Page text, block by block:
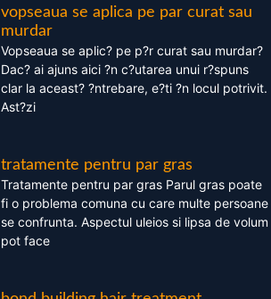
vopseaua se aplica pe par curat sau
murdar
Vopseaua se aplic? pe p?r curat sau murdar?
Dac? ai ajuns aici ?n c?utarea unui r?spuns
clar la aceast? ?ntrebare, e?ti ?n locul potrivit.
Ast?zi
tratamente pentru par gras
Tratamente pentru par gras Parul gras poate
fi o problema comuna cu care multe persoane
se confrunta. Aspectul uleios si lipsa de volum
pot face